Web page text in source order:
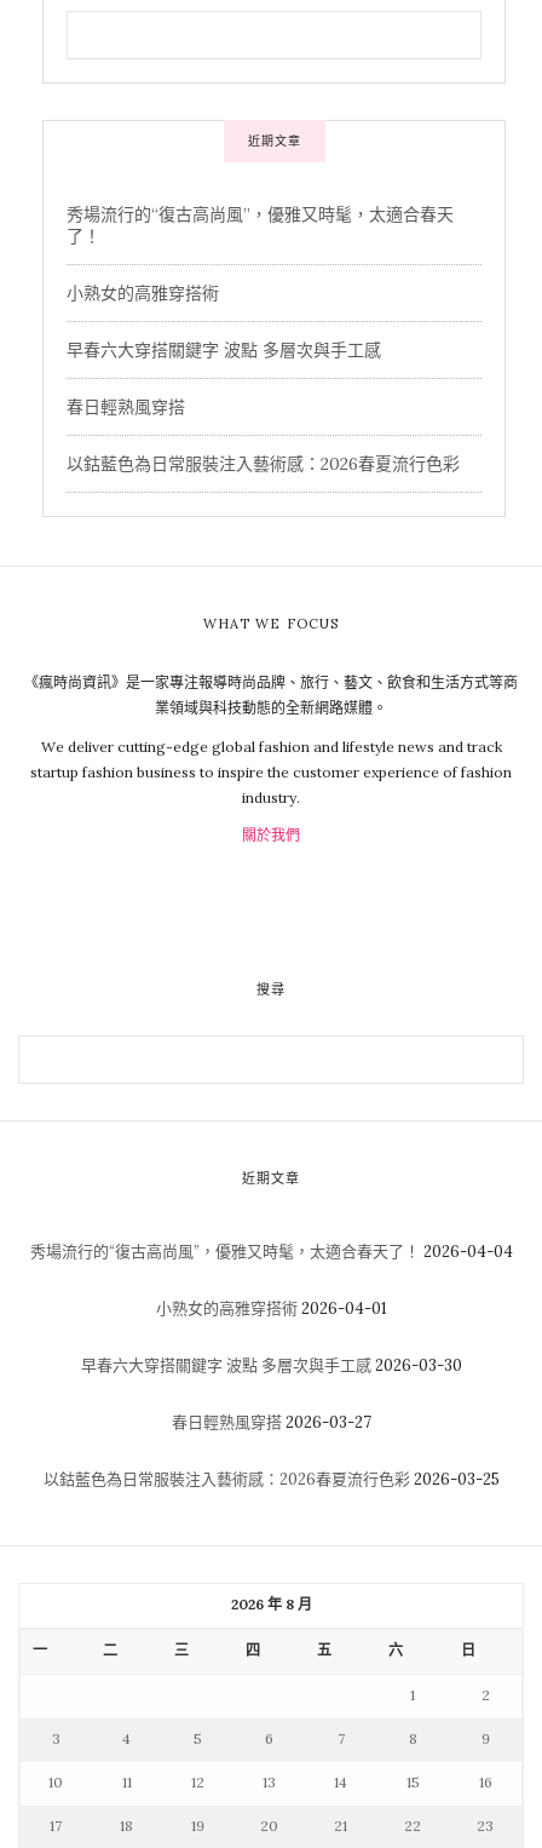
近期文章
秀場流行的“復古高尚風”，優雅又時髦，太適合春天
了！
小熟女的高雅穿搭術
早春六大穿搭關鍵字 波點 多層次與手工感
春日輕熟風穿搭
以鈷藍色為日常服裝注入藝術感：2026春夏流行色彩
WHAT WE FOCUS
《瘋時尚資訊》是一家專注報導時尚品牌、旅行、藝文、飲食和生活方式等商
業領域與科技動態的全新網路媒體。
We deliver cutting-edge global fashion and lifestyle news and track
startup fashion business to inspire the customer experience of fashion
industry.
關於我們
搜尋
近期文章
秀場流行的“復古高尚風”，優雅又時髦，太適合春天了！ 2026-04-04
小熟女的高雅穿搭術 2026-04-01
早春六大穿搭關鍵字 波點 多層次與手工感 2026-03-30
春日輕熟風穿搭 2026-03-27
以鈷藍色為日常服裝注入藝術感：2026春夏流行色彩 2026-03-25
2026 年 8 月
一 二 三 四 五 六 日
1 2
3 4 5 6 7 8 9
10 11 12 13 14 15 16
17 18 19 20 21 22 23